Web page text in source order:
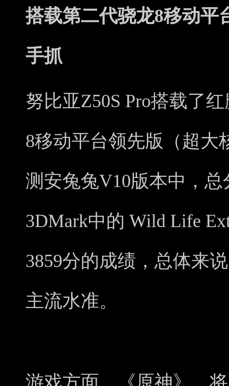
搭载第二代骁龙8移动
手抓
努比亚Z50S Pro搭载了
8移动平台领先版（超大
测安兔兔V10版本中，
3DMark中的 Wild Life
3859分的成绩，总体来
主流水准。
游戏方面，《原神》，